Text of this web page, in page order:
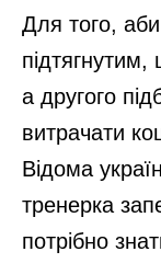
Для того,
підтягнутим,
а другого
витрачати
Відома
тренерка
потрібно